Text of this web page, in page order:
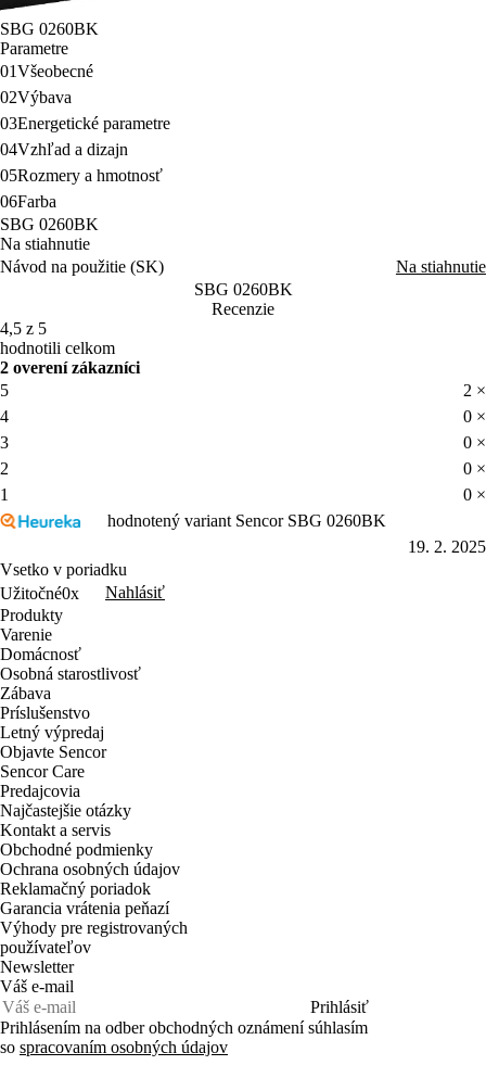
SBG 0260BK
Parametre
01Všeobecné
02Výbava
03Energetické parametre
04Vzhľad a dizajn
05Rozmery a hmotnosť
06Farba
SBG 0260BK
Na stiahnutie
Návod na použitie (SK)
Na stiahnutie
SBG 0260BK
Recenzie
4,5 z 5
hodnotili celkom
2 overení zákazníci
5
2 ×
4
0 ×
3
0 ×
2
0 ×
1
0 ×
hodnotený variant Sencor SBG 0260BK
19. 2. 2025
Vsetko v poriadku
Užitočné0x
Nahlásiť
Produkty
Varenie
Domácnosť
Osobná starostlivosť
Zábava
Príslušenstvo
Letný výpredaj
Objavte Sencor
Sencor Care
Predajcovia
Najčastejšie otázky
Kontakt a servis
Obchodné podmienky
Ochrana osobných údajov
Reklamačný poriadok
Garancia vrátenia peňazí
Výhody pre registrovaných
používateľov
Newsletter
Váš e-mail
Prihlásiť
Prihlásením na odber obchodných oznámení súhlasím
so spracovaním osobných údajov